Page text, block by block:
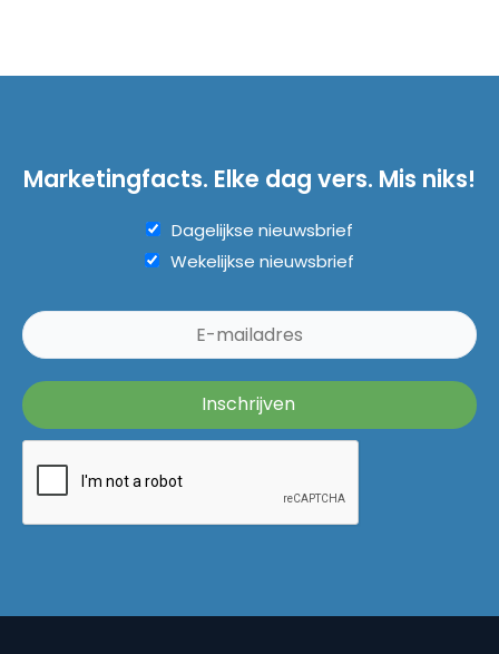
Marketingfacts. Elke dag vers. Mis niks!
Dagelijkse nieuwsbrief
Wekelijkse nieuwsbrief